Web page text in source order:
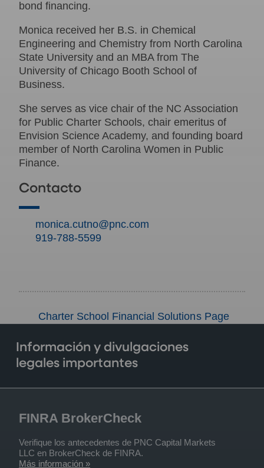
bond financing.
Monica received her B.S. in Chemical
Engineering and Chemistry from North Carolina
State University and an MBA from The
University of Chicago Booth School of
Business.
She serves as vice chair of the NC Association
for Public Charter Schools, chair emeritus of
Envision Science Academy, and founding board
member of North Carolina Women in Public
Finance.
Contacto
monica.cutno@pnc.com
919-788-5599
Charter School Financial Solutions Page
Información y divulgaciones
legales importantes
FINRA BrokerCheck
Verifique los antecedentes de PNC Capital Markets
LLC en BrokerCheck de FINRA.
Más información »